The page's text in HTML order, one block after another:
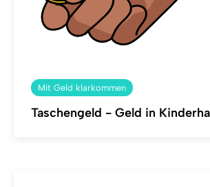
Mit Geld klarkommen
Taschengeld - Geld in